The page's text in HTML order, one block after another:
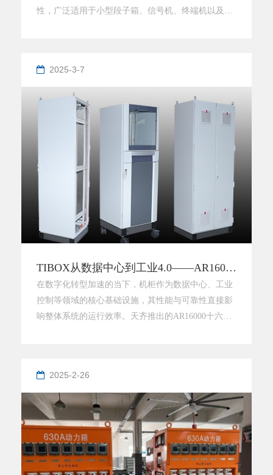
性，广泛适用于小型段子箱、信号机、终端机以及照
确保安全可靠。此外，里门选用铝板材质，具备耐腐
蚀、高强度等特性，进一步提升了产品的耐用性和功
能性。安装步骤说明：安装铰
2025-3-7
TIBOX从数据中心到工业4.0——AR16000定义智能机柜新维度
在数字化转型加速的当下，机柜作为数据中心、工业
控制等领域的核心基础设施，其性能与可靠性直接影
响整体系统的运行效率。天齐推出的AR16000十六折
机柜的核心型材全部采用优质冷轧钢板，其高密度、
低杂质的特点赋予机柜更强的抗压性与耐腐蚀性。相
较于普通钢材，冷轧钢板
2025-2-26